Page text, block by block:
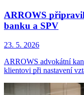
ARROWS
banku a SPV
23. 5. 2026
ARROWS advokátní
klientovi při nastavení